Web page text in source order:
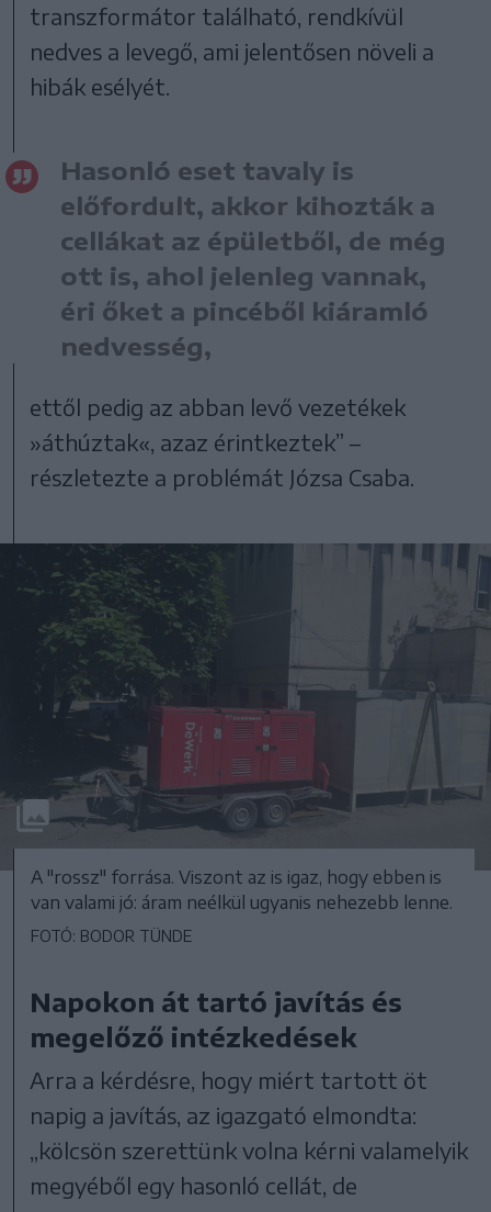
transzformátor található, rendkívül
nedves a levegő, ami jelentősen növeli a
hibák esélyét.
Hasonló eset tavaly is
előfordult, akkor kihozták a
cellákat az épületből, de még
ott is, ahol jelenleg vannak,
éri őket a pincéből kiáramló
nedvesség,
ettől pedig az abban levő vezetékek
»áthúztak«, azaz érintkeztek” –
részletezte a problémát Józsa Csaba.
A "rossz" forrása. Viszont az is igaz, hogy ebben is
van valami jó: áram neélkül ugyanis nehezebb lenne.
FOTÓ: BODOR TÜNDE
Napokon át tartó javítás és
megelőző intézkedések
Arra a kérdésre, hogy miért tartott öt
napig a javítás, az igazgató elmondta:
„kölcsön szerettünk volna kérni valamelyik
megyéből egy hasonló cellát, de